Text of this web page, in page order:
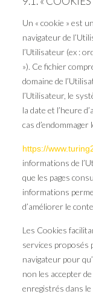
Un « cookie » est
navigateur de
l’Utilisateur (ex :
»). Ce fichier
domaine de
l’Utilisateur, le
la date et l’heure
cas
https://
informations de
que les pages
informations
d’améliorer le
Les Cookies
services proposés
navigateur pour
non les accepter
enregistrés dans